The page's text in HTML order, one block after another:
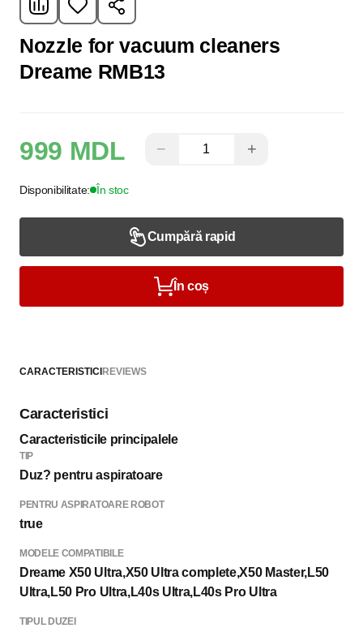
Nozzle for vacuum cleaners
Dreame RMB13
999 MDL − +
Disponibilitate: În stoc
Cumpără rapid
În coș
CARACTERISTICIREVIEWS
Caracteristici
Caracteristicile principalele
TIP
Duz? pentru aspiratoare
PENTRU ASPIRATOARE ROBOT
true
MODELE COMPATIBILE
Dreame X50 Ultra,X50 Ultra complete,X50 Master,L50
Ultra,L50 Pro Ultra,L40s Ultra,L40s Pro Ultra
TIPUL DUZEI